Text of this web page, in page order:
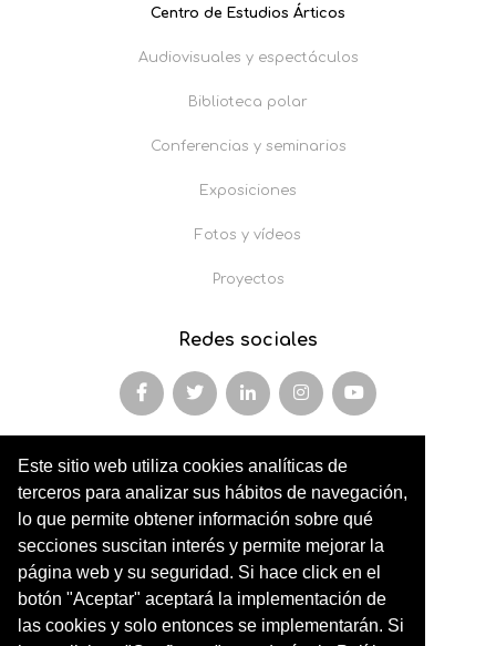
Este sitio web utiliza cookies analíticas de
terceros para analizar sus hábitos de navegación,
lo que permite obtener información sobre qué
secciones suscitan interés y permite mejorar la
página web y su seguridad. Si hace click en el
botón "Aceptar" aceptará la implementación de
las cookies y solo entonces se implementarán. Si
Centro de Estudios Árticos
Audiovisuales y espectáculos
Biblioteca polar
Conferencias y seminarios
Exposiciones
Fotos y vídeos
Proyectos
Redes sociales
Miembro y colaborador de
AFOPA
Arqueonet
CER ARTIC
Institut de Cultures Americanes Antigues